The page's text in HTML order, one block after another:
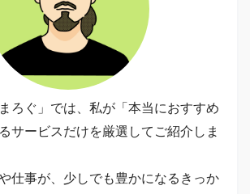
ろぐ」では、私が「本当におすすめ
サービスだけを厳選してご紹介しま
仕事が、少しでも豊かになるきっか